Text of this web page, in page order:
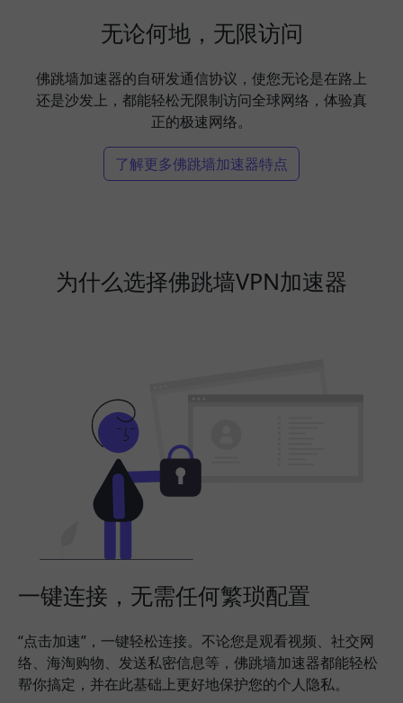
无论何地，无限访问
佛跳墙加速器的自研发通信协议，使您无论是在路上
还是沙发上，都能轻松无限制访问全球网络，体验真
正的极速网络。
了解更多佛跳墙加速器特点
为什么选择佛跳墙VPN加速器
一键连接，无需任何繁琐配置
“点击加速”，一键轻松连接。不论您是观看视频、社交网
络、海淘购物、发送私密信息等，佛跳墙加速器都能轻松
帮你搞定，并在此基础上更好地保护您的个人隐私。